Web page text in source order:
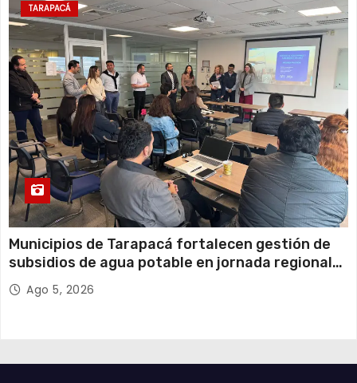
TARAPACÁ
Municipios de Tarapacá fortalecen gestión de
subsidios de agua potable en jornada regional
organizada por Aguas del Altiplano y ANDESS
Ago 5, 2026